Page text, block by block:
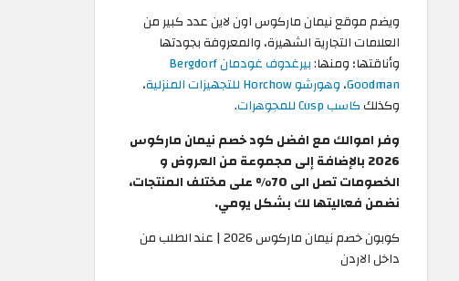
ويضم موقع نيمان ماركوس اون لاين عدد كبير من
العلامات التجارية الشهيرة، والمعروفة بجودتها
وأناقتها؛ ومنها:
بيرغدوف غودمان Bergdorf
Goodman، وهورشو Horchow للتجهيزات المنزلية
،
وكذلككاسب Cusp للمجوهرات
.
وفر اموالك مع افضل كود خصم نيمان ماركوس
2026 بالإضافة إلى مجموعة من العروض و
الخصومات تصل الى 70% على مختلف المنتجات،
نضمن فعاليتها لك بشكل يومي.
كوبون خصم نيمان ماركوس 2026 | عند الطلب من
داخل الاردن